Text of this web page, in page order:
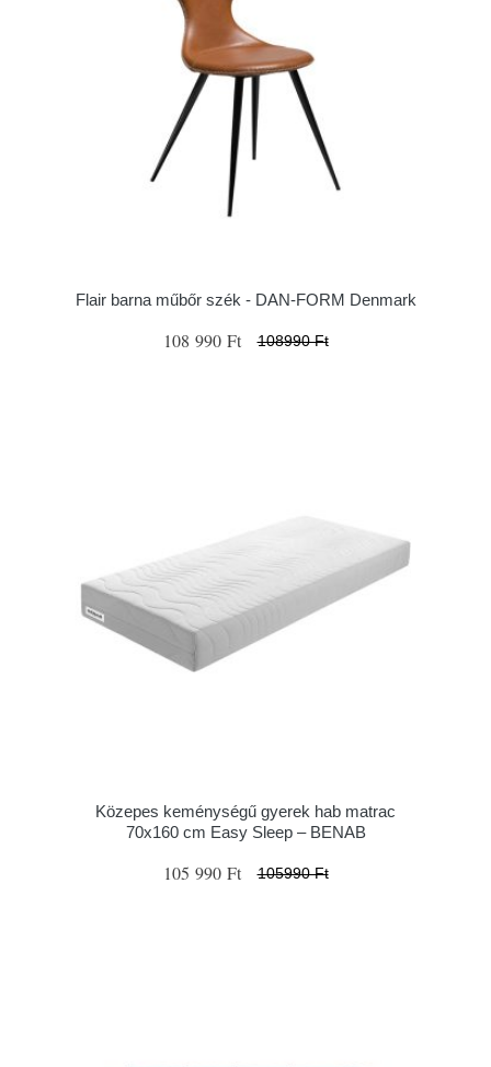
Flair barna műbőr szék - ​​​​​DAN-FORM Denmark
108 990 Ft 108990 Ft
Közepes keménységű gyerek hab matrac
70x160 cm Easy Sleep – BENAB
105 990 Ft 105990 Ft